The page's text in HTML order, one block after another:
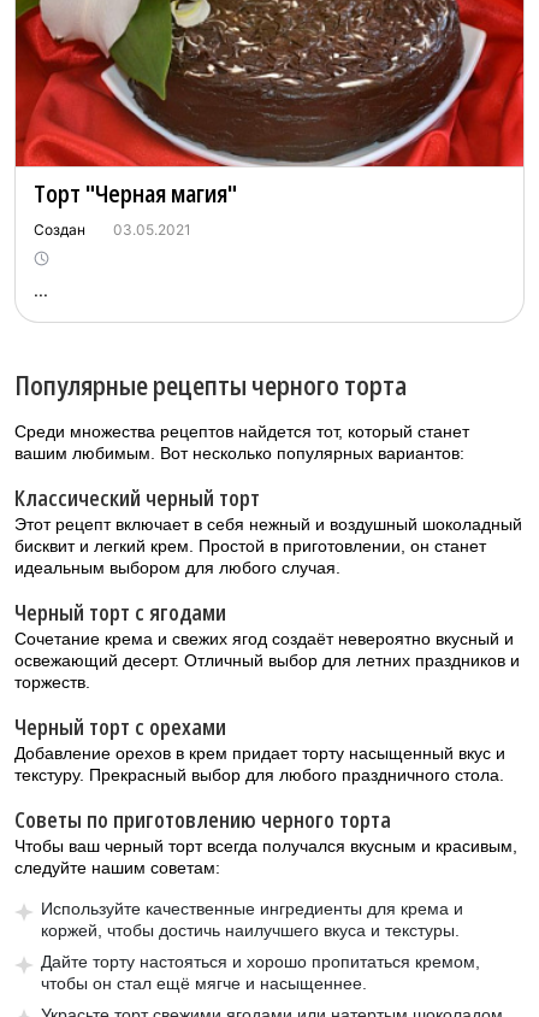
Торт "Черная магия"
Создан 03.05.2021
...
Популярные рецепты черного торта
Среди множества рецептов найдется тот, который станет
вашим любимым. Вот несколько популярных вариантов:
Классический черный торт
Этот рецепт включает в себя нежный и воздушный шоколадный
бисквит и легкий крем. Простой в приготовлении, он станет
идеальным выбором для любого случая.
Черный торт с ягoдами
Сочетание крема и свежих ягод создаёт невероятно вкусный и
освежающий десерт. Отличный выбор для летних праздников и
торжеств.
Черный торт с орехами
Добавление орехов в крем придает торту насыщенный вкус и
текстуру. Прекрасный выбор для любого праздничного стола.
Советы по приготовлению черного торта
Чтобы ваш черный торт всегда получался вкусным и красивым,
следуйте нашим советам:
Используйте качественные ингредиенты для крема и
коржей, чтобы достичь наилучшего вкуса и текстуры.
Дайте торту настояться и хорошо пропитаться кремом,
чтобы он стал ещё мягче и насыщеннее.